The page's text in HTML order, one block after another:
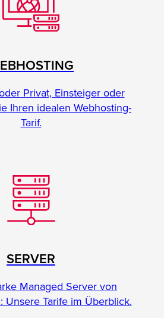
Privat, Einsteiger oder
Ihren idealen Webhosting-
Tarif.
SERVER
Managed Server von
Unsere Tarife im Überblick.